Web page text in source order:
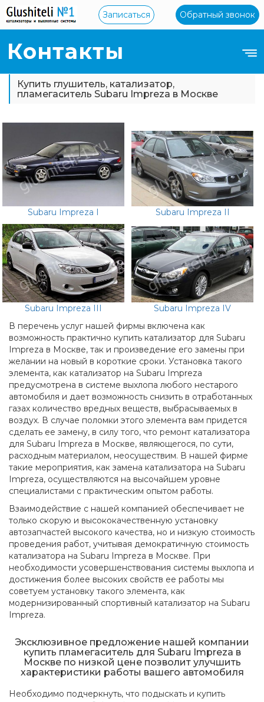
Записаться Обратный звонок
Контакты
Купить глушитель, катализатор,
пламегаситель Subaru Impreza в Москве
Subaru Impreza I Subaru Impreza II
Subaru Impreza III
Subaru Impreza IV
В перечень услуг нашей фирмы включена как
возможность практично купить катализатор для Subaru
Impreza в Москве, так и произведение его замены при
желании на новый в короткие сроки. Установка такого
элемента, как катализатор на Subaru Impreza
предусмотрена в системе выхлопа любого нестарого
автомобиля и дает возможность снизить в отработанных
газах количество вредных веществ, выбрасываемых в
воздух. В случае поломки этого элемента вам придется
сделать ее замену, в силу того, что ремонт катализатора
для Subaru Impreza в Москве, являющегося, по сути,
расходным материалом, неосуществим. В нашей фирме
такие мероприятия, как замена катализатора на Subaru
Impreza, осуществляются на высочайшем уровне
специалистами с практическим опытом работы.
Взаимодействие с нашей компанией обеспечивает не
только скорую и высококачественную установку
автозапчастей высокого качества, но и низкую стоимость
проведения работ, учитывая демократичную стоимость
катализатора на Subaru Impreza в Москве. При
необходимости усовершенствования системы выхлопа и
достижения более высоких свойств ее работы мы
советуем установку такого элемента, как
модернизированный спортивный катализатор на Subaru
Impreza.
Эксклюзивное предложение нашей компании
купить пламегаситель для Subaru Impreza в
Москве по низкой цене позволит улучшить
характеристики работы вашего автомобиля
Необходимо подчеркнуть, что подыскать и купить